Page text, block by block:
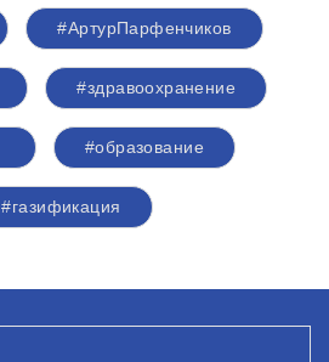
#АртурПарфенчиков
#здравоохранение
#образование
#газификация